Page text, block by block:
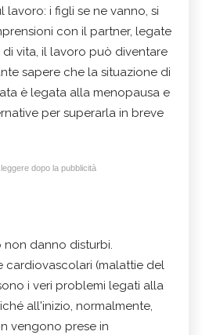
lavoro: i figli se ne vanno, si
con il partner, legate
vita, il lavoro può diventare
sapere che la situazione di
è legata alla menopausa e
per superarla in breve
dopo la pubblicità
non danno disturbi.
cardiovascolari (malattie del
i veri problemi legati alla
all'inizio, normalmente,
vengono prese in